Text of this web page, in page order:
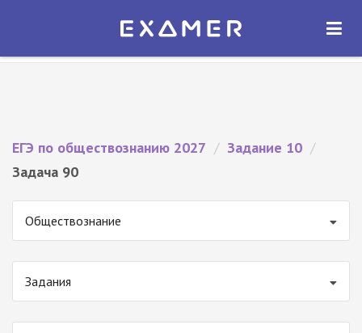
Экзамер — ЕГЭ 2027
ОТКРЫТЬ
ЕГЭ по обществознанию 2027 / Задание 10 /
Задача 90
Обществознание
Задания